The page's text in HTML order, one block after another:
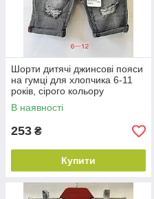
Шорти дитячі джинсові пояси
на гумці для хлопчика 6-11
років, сірого кольору
В наявності
253 ₴
Купити